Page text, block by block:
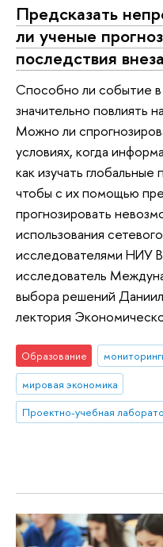
Предсказать
ли ученые
последствия
Способно ли событие
значительно повлиять
Можно ли
условиях, когда
как изучать
чтобы с их помощью
прогнозировать
использования
исследователями НИУ
исследователь
выбора решений
лектория
Образование
мировая экономика